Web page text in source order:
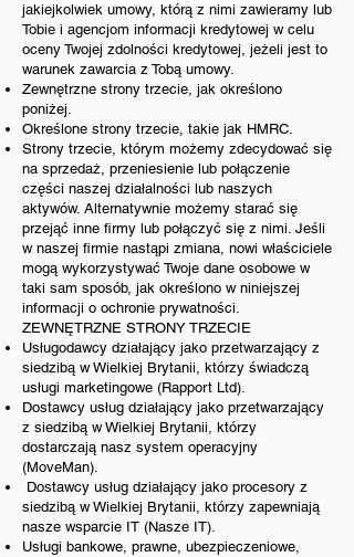
jakiejkolwiek umowy, którą z nimi zawieramy lub
Tobie i agencjom informacji kredytowej w celu
oceny Twojej zdolności kredytowej, jeżeli jest to
warunek zawarcia z Tobą umowy.
Zewnętrzne strony trzecie, jak określono
poniżej.
Określone strony trzecie, takie jak HMRC.
Strony trzecie, którym możemy zdecydować się
na sprzedaż, przeniesienie lub połączenie
części naszej działalności lub naszych
aktywów. Alternatywnie możemy starać się
przejąć inne firmy lub połączyć się z nimi. Jeśli
w naszej firmie nastąpi zmiana, nowi właściciele
mogą wykorzystywać Twoje dane osobowe w
taki sam sposób, jak określono w niniejszej
informacji o ochronie prywatności.
ZEWNĘTRZNE STRONY TRZECIE
Usługodawcy działający jako przetwarzający z
siedzibą w Wielkiej Brytanii, którzy świadczą
usługi marketingowe (Rapport Ltd).
Dostawcy usług działający jako przetwarzający
z siedzibą w Wielkiej Brytanii, którzy
dostarczają nasz system operacyjny
(MoveMan).
Dostawcy usług działający jako procesory z
siedzibą w Wielkiej Brytanii, którzy zapewniają
nasze wsparcie IT (Nasze IT).
Usługi bankowe, prawne, ubezpieczeniowe,